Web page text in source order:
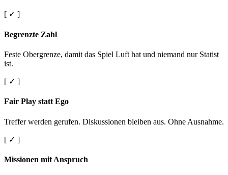
[ ✓ ]
Begrenzte Zahl
Feste Obergrenze, damit das Spiel Luft hat und niemand nur Statist
ist.
[ ✓ ]
Fair Play statt Ego
Treffer werden gerufen. Diskussionen bleiben aus. Ohne Ausnahme.
[ ✓ ]
Missionen mit Anspruch